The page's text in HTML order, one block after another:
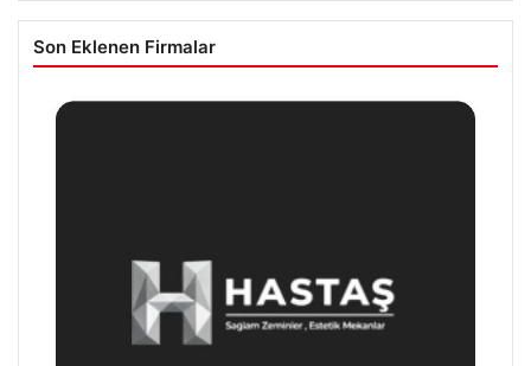
Son Eklenen Firmalar